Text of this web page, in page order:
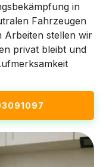
in
Fahrzeugen
Arbeiten stellen wir
privat bleibt und